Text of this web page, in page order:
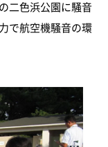
二色浜公園に騒音
で航空機騒音の環